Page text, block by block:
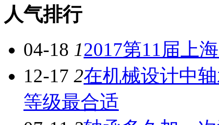
人气排行
04-18 12017第11届上
12-17 2在机械设计中
等级最合适